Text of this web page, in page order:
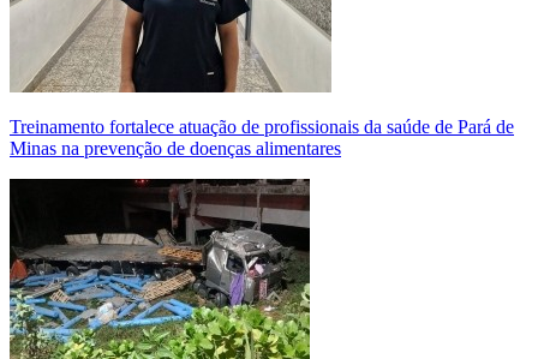
Treinamento fortalece atuação de profissionais da saúde de Pará de
Minas na prevenção de doenças alimentares